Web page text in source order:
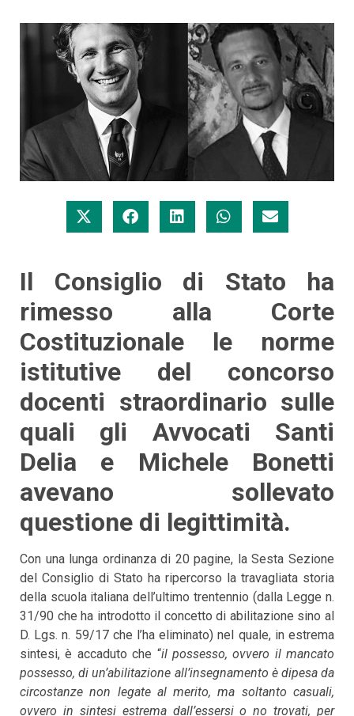
Il Consiglio di Stato ha
rimesso alla Corte
Costituzionale le norme
istitutive del concorso
docenti straordinario sulle
quali gli Avvocati Santi
Delia e Michele Bonetti
avevano sollevato
questione di legittimità.
Con una lunga ordinanza di 20 pagine, la Sesta Sezione
del Consiglio di Stato ha ripercorso la travagliata storia
della scuola italiana dell’ultimo trentennio (dalla Legge n.
31/90 che ha introdotto il concetto di abilitazione sino al
D. Lgs. n. 59/17 che l’ha eliminato) nel quale, in estrema
sintesi, è accaduto che “il possesso, ovvero il mancato
possesso, di un’abilitazione all’insegnamento è dipesa da
circostanze non legate al merito, ma soltanto casuali,
ovvero in sintesi estrema dall’essersi o no trovati, per